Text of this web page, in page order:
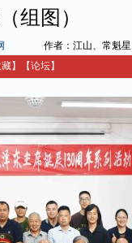
组图）
作者：江山、常魁星
】 【论坛】